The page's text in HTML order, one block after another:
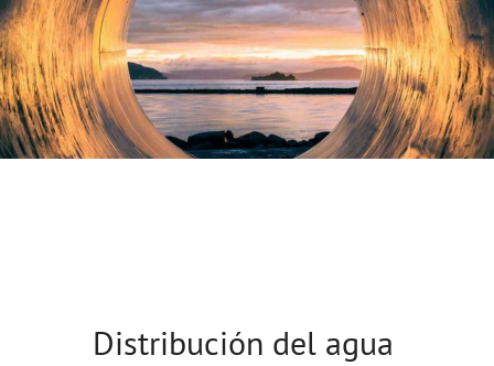
Distribución del agua